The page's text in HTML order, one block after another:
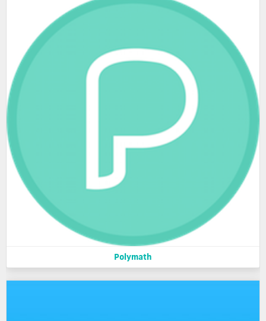
Polymath